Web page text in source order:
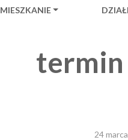
MIESZKANIE
24